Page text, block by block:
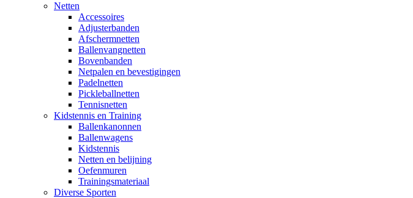
Netten
Accessoires
Adjusterbanden
Afschermnetten
Ballenvangnetten
Bovenbanden
Netpalen en bevestigingen
Padelnetten
Pickleballnetten
Tennisnetten
Kidstennis en Training
Ballenkanonnen
Ballenwagens
Kidstennis
Netten en belijning
Oefenmuren
Trainingsmateriaal
Diverse Sporten